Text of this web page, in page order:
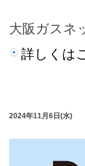
大阪ガスネ
詳しくは
2024年11月6日(水)